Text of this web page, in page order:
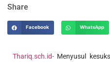
Share
Facebook WhatsApp
Thariq.sch.id- Menyusul